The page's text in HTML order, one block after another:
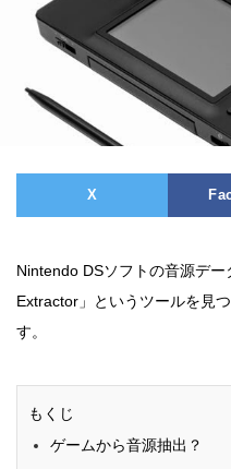
X
Nintendo DSソフトの音源デ
Extractor」というツールを見
す。
もくじ
ゲームから音源抽出？